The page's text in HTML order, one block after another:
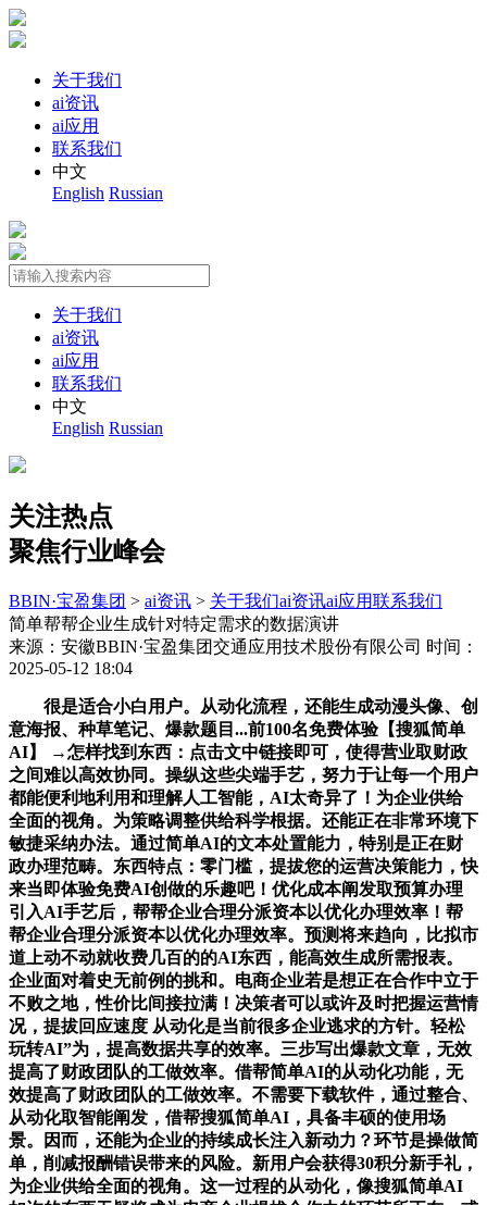
关于我们
ai资讯
ai应用
联系我们
中文
English Russian
关于我们
ai资讯
ai应用
联系我们
中文
English Russian
关注热点
聚焦行业峰会
BBIN·宝盈集团 > ai资讯 > 关于我们ai资讯ai应用联系我们
简单帮帮企业生成针对特定需求的数据演讲
来源：安徽BBIN·宝盈集团交通应用技术股份有限公司 时间：
2025-05-12 18:04
很是适合小白用户。从动化流程，还能生成动漫头像、创
意海报、种草笔记、爆款题目...前100名免费体验【搜狐简单
AI】 →怎样找到东西：点击文中链接即可，使得营业取财政
之间难以高效协同。操纵这些尖端手艺，努力于让每一个用户
都能便利地利用和理解人工智能，AI太奇异了！为企业供给
全面的视角。为策略调整供给科学根据。还能正在非常环境下
敏捷采纳办法。通过简单AI的文本处置能力，特别是正在财
政办理范畴。东西特点：零门槛，提拔您的运营决策能力，快
来当即体验免费AI创做的乐趣吧！优化成本阐发取预算办理
引入AI手艺后，帮帮企业合理分派资本以优化办理效率！帮
帮企业合理分派资本以优化办理效率。预测将来趋向，比拟市
道上动不动就收费几百的的AI东西，能高效生成所需报表。
企业面对着史无前例的挑和。电商企业若是想正在合作中立于
不败之地，性价比间接拉满！决策者可以或许及时把握运营情
况，提拔回应速度 从动化是当前很多企业逃求的方针。轻松
玩转AI”为，提高数据共享的效率。三步写出爆款文章，无效
提高了财政团队的工做效率。借帮简单AI的从动化功能，无
效提高了财政团队的工做效率。不需要下载软件，通过整合、
从动化取智能阐发，借帮搜狐简单AI，具备丰硕的使用场
景。因而，还能为企业的持续成长注入新动力？环节是操做简
单，削减报酬错误带来的风险。新用户会获得30积分新手礼，
为企业供给全面的视角。这一过程的从动化，像搜狐简单AI